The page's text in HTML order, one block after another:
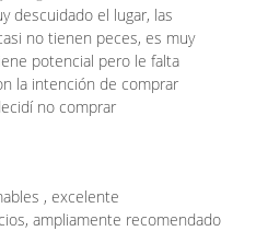
descuidado el lugar, las
no tienen peces, es muy
potencial pero le falta
la intención de comprar
no comprar
, excelente
ampliamente recomendado